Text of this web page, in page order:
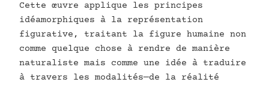
Cette œuvre applique les principes
idéamorphiques à la représentation
figurative, traitant la figure humaine non
comme quelque chose à rendre de manière
naturaliste mais comme une idée à traduire
à travers les modalités—de la réalité